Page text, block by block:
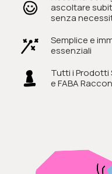
ascoltare
senza
Semplice e
essenziali
Tutti i Prodotti
e FABA